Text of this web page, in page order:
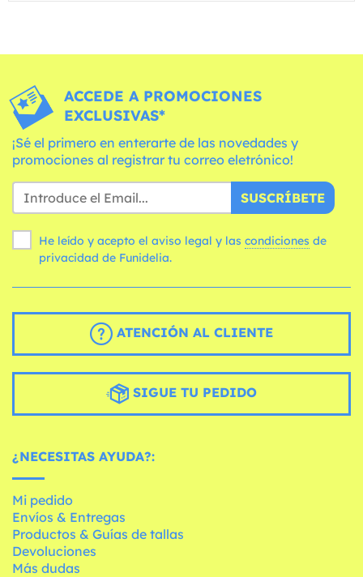
ACCEDE A PROMOCIONES
EXCLUSIVAS*
¡Sé el primero en enterarte de las novedades y
promociones al registrar tu correo eletrónico!
SUSCRÍBETE
He leído y acepto el aviso legal y las condiciones
privacidad de Funidelia.
ATENCIÓN AL CLIENTE
SIGUE TU PEDIDO
¿NECESITAS AYUDA?:
Mi pedido
Envíos & Entregas
Productos & Guías de tallas
Devoluciones
Más dudas